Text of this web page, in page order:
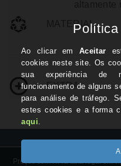
MATERIAL
EXTRA
Preços com IVA à taxa legal em